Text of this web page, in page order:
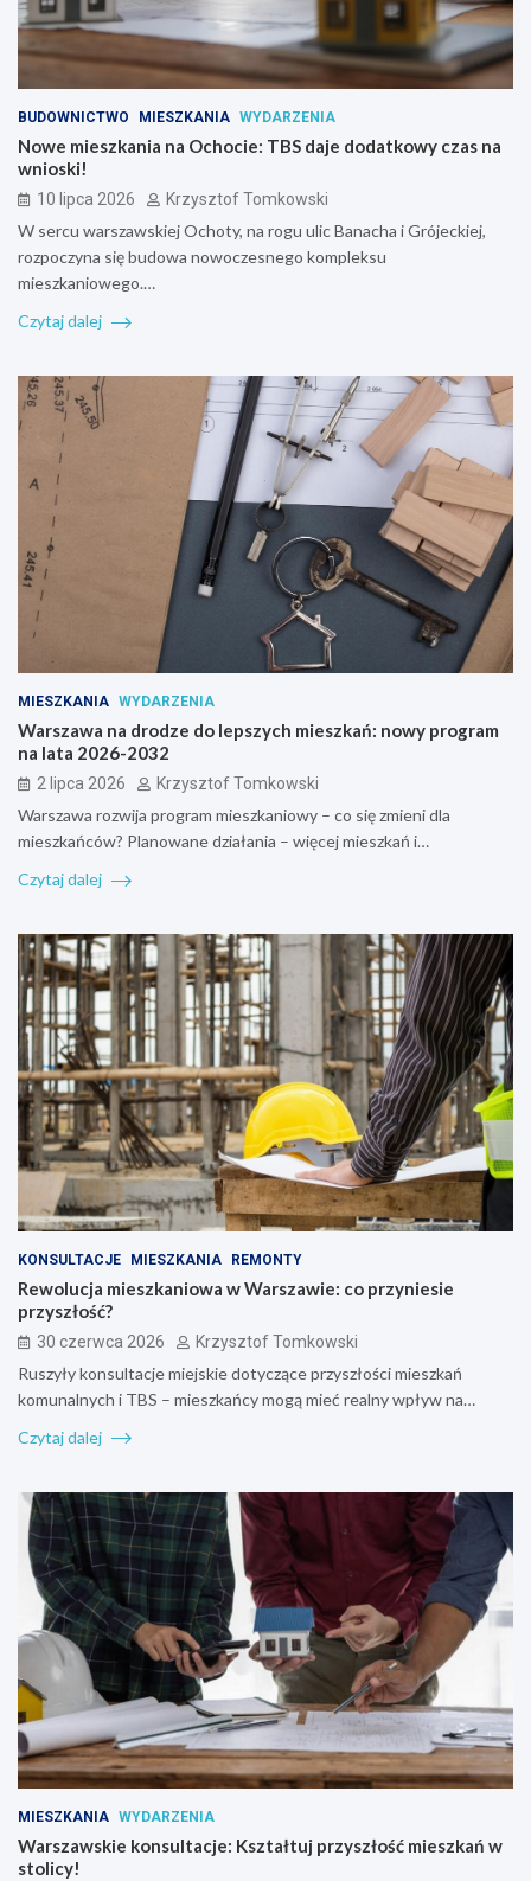
BUDOWNICTWO MIESZKANIA WYDARZENIA
Nowe mieszkania na Ochocie: TBS daje dodatkowy czas na
wnioski!
10 lipca 2026 Krzysztof Tomkowski
W sercu warszawskiej Ochoty, na rogu ulic Banacha i Grójeckiej,
rozpoczyna się budowa nowoczesnego kompleksu
mieszkaniowego.…
Czytaj dalej
MIESZKANIA WYDARZENIA
Warszawa na drodze do lepszych mieszkań: nowy program
na lata 2026-2032
2 lipca 2026 Krzysztof Tomkowski
Warszawa rozwija program mieszkaniowy – co się zmieni dla
mieszkańców? Planowane działania – więcej mieszkań i…
Czytaj dalej
KONSULTACJE MIESZKANIA REMONTY
Rewolucja mieszkaniowa w Warszawie: co przyniesie
przyszłość?
30 czerwca 2026 Krzysztof Tomkowski
Ruszyły konsultacje miejskie dotyczące przyszłości mieszkań
komunalnych i TBS – mieszkańcy mogą mieć realny wpływ na…
Czytaj dalej
MIESZKANIA WYDARZENIA
Warszawskie konsultacje: Kształtuj przyszłość mieszkań w
stolicy!